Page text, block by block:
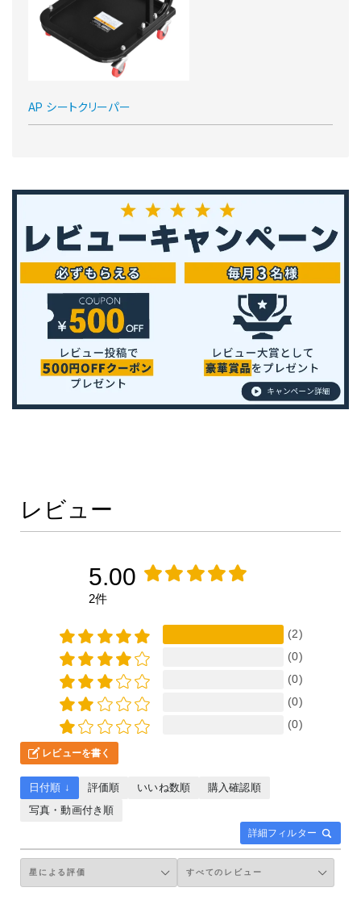
AP シートクリーパー
レビュー
5.00
2件
(2)
(0)
(0)
(0)
(0)
レビューを書く
詳細フィルター
日付順 ↓ 評価順 いいね数順
購入確認順
写真・動画付き順